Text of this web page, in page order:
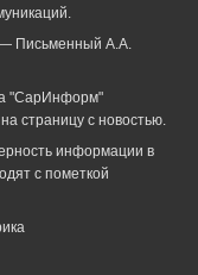
Письменный А.А.
"СарИнформ"
страницу с новостью.
информации в
с пометкой